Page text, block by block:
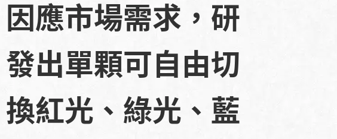
因應市場需求，研
發出單顆可自由切
換紅光、綠光、藍